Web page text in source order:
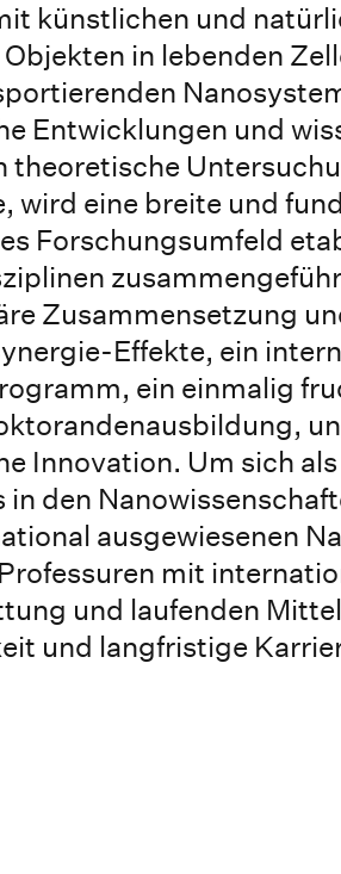
künstlichen und
in lebenden
Entwicklungen und
theoretische
wird eine breite und
Forschungsumfeld
Zusammensetzung
Effekte, ein
ein einmalig
Innovation. Um sich
in den
ausgewiesenen
mit
und laufenden
und langfristige